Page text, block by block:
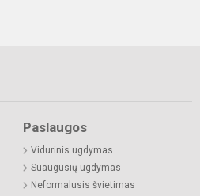
Paslaugos
Vidurinis ugdymas
Suaugusių ugdymas
Neformalusis švietimas